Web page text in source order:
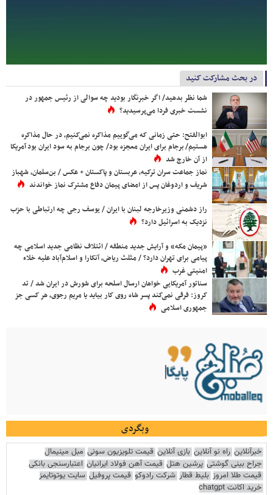
در بحث مشارکت کنید
شما نظر بدهید/ اگر خبرنگار بودید چه سوالی از رئیس جمهور در
نشست خبری فردا می‌پرسیدید؟
ابوالفتح: حتی زمانی که می‌گوییم مذاکره نمی‌کنیم، در حال مذاکره
هستیم/ برجام برای ایران معجزه بود/ چون برجام به سود ایران بود آمریکا
از آن خارج شد
نماز جماعت سران ترکیه، عربستان و پاکستان + عکس / بن‌سلمان، شهباز
شریف و اردوغان پس از امضای پیمان دفاع مشترک نماز خواندند
راز دشمنی وزیرخارجه لبنان با ایران / یوسف رجی چه ارتباطی با حزب
نزدیک به اسرائیل دارد؟
«پیمان مکه» و آرایش جدید منطقه / ائتلاف نظامی جدید اسلامی چه
پیامی برای تهران دارد؟ / مثلث ریاض، آنکارا و اسلام‌آباد علیه خلاء
امنیتی غرب
سناتور آمریکایی خواهان ارسال اسلحه برای شورش در ایران شد / تد
کروز: فرقی نمی‌کند پسر شاه روی کار بیاید یا مریم رجوی، هر کسی جز
جمهوری اسلامی
وبگردی
خبرآنلاین راه نو آنلاین بازی آنلاین قیمت تلویزیون سونی مبل مینیمال
جراح بینی گوشتی پرشین هتل قیمت آهن فولاد ایرانیان اعتبارسنجی بانکی
قیمت طلا امروز بلیط قطار شرکت رادوکو قیمت پروفیل سایت یوتوتایمز
خرید اکانت chatgpt